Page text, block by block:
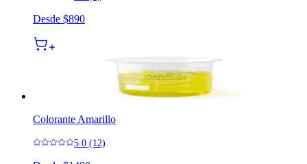
Desde $890
Colorante Amarillo
5.0 (12)